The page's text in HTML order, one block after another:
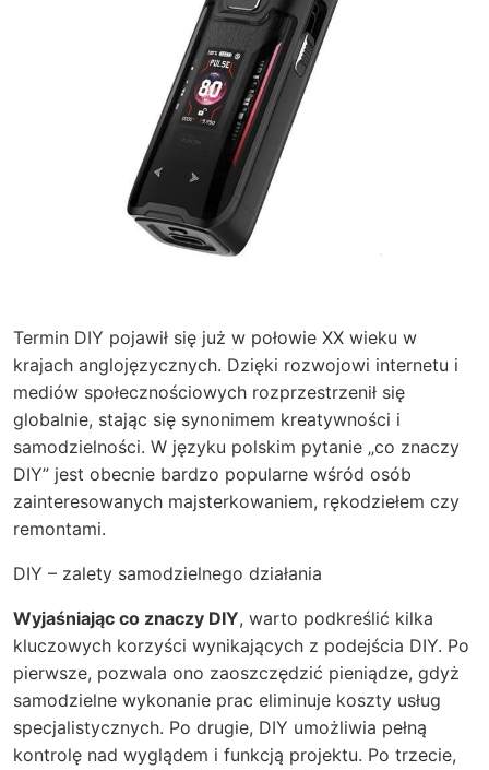
Termin DIY pojawił się już w połowie XX wieku w
krajach anglojęzycznych. Dzięki rozwojowi internetu i
mediów społecznościowych rozprzestrzenił się
globalnie, stając się synonimem kreatywności i
samodzielności. W języku polskim pytanie „co znaczy
DIY” jest obecnie bardzo popularne wśród osób
zainteresowanych majsterkowaniem, rękodziełem czy
remontami.
DIY – zalety samodzielnego działania
Wyjaśniając co znaczy DIY, warto podkreślić kilka
kluczowych korzyści wynikających z podejścia DIY. Po
pierwsze, pozwala ono zaoszczędzić pieniądze, gdyż
samodzielne wykonanie prac eliminuje koszty usług
specjalistycznych. Po drugie, DIY umożliwia pełną
kontrolę nad wyglądem i funkcją projektu. Po trzecie,